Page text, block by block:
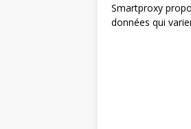
Smartproxy
données qui